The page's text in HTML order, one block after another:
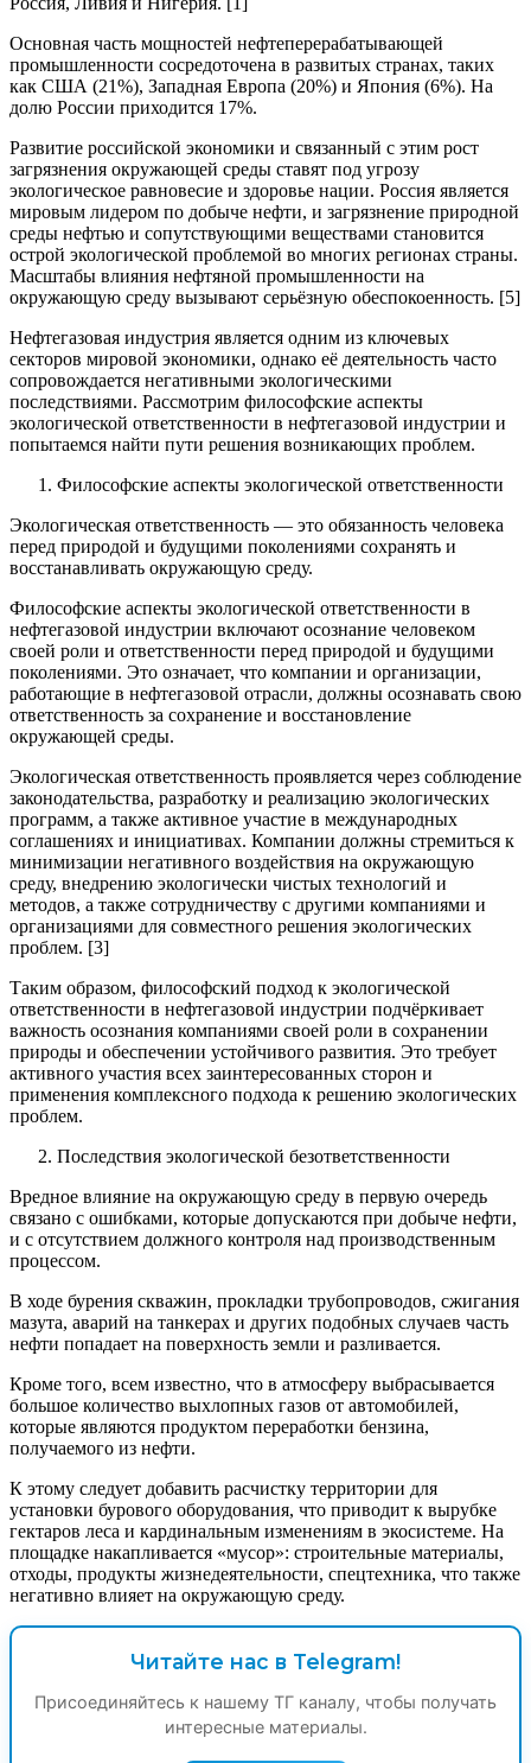
Основная часть мощностей нефтеперерабатывающей
промышленности сосредоточена в развитых странах, таких
как США (21%), Западная Европа (20%) и Япония (6%). На
долю России приходится 17%.
Развитие российской экономики и связанный с этим рост
загрязнения окружающей среды ставят под угрозу
экологическое равновесие и здоровье нации. Россия является
мировым лидером по добыче нефти, и загрязнение природной
среды нефтью и сопутствующими веществами становится
острой экологической проблемой во многих регионах страны.
Масштабы влияния нефтяной промышленности на
окружающую среду вызывают серьёзную обеспокоенность. [5]
Нефтегазовая индустрия является одним из ключевых
секторов мировой экономики, однако её деятельность часто
сопровождается негативными экологическими
последствиями. Рассмотрим философские аспекты
экологической ответственности в нефтегазовой индустрии и
попытаемся найти пути решения возникающих проблем.
Философские аспекты экологической ответственности
Экологическая ответственность — это обязанность человека
перед природой и будущими поколениями сохранять и
восстанавливать окружающую среду.
Философские аспекты экологической ответственности в
нефтегазовой индустрии включают осознание человеком
своей роли и ответственности перед природой и будущими
поколениями. Это означает, что компании и организации,
работающие в нефтегазовой отрасли, должны осознавать свою
ответственность за сохранение и восстановление
окружающей среды.
Экологическая ответственность проявляется через соблюдение
законодательства, разработку и реализацию экологических
программ, а также активное участие в международных
соглашениях и инициативах. Компании должны стремиться к
минимизации негативного воздействия на окружающую
среду, внедрению экологически чистых технологий и
методов, а также сотрудничеству с другими компаниями и
организациями для совместного решения экологических
проблем. [3]
Таким образом, философский подход к экологической
ответственности в нефтегазовой индустрии подчёркивает
важность осознания компаниями своей роли в сохранении
природы и обеспечении устойчивого развития. Это требует
активного участия всех заинтересованных сторон и
применения комплексного подхода к решению экологических
проблем.
Последствия экологической безответственности
Вредное влияние на окружающую среду в первую очередь
связано с ошибками, которые допускаются при добыче нефти,
и с отсутствием должного контроля над производственным
процессом.
В ходе бурения скважин, прокладки трубопроводов, сжигания
мазута, аварий на танкерах и других подобных случаев часть
нефти попадает на поверхность земли и разливается.
Кроме того, всем известно, что в атмосферу выбрасывается
большое количество выхлопных газов от автомобилей,
которые являются продуктом переработки бензина,
получаемого из нефти.
К этому следует добавить расчистку территории для
установки бурового оборудования, что приводит к вырубке
гектаров леса и кардинальным изменениям в экосистеме. На
площадке накапливается «мусор»: строительные материалы,
отходы, продукты жизнедеятельности, спецтехника, что также
негативно влияет на окружающую среду.
Читайте нас в Telegram!
Присоединяйтесь к нашему ТГ каналу, чтобы получать
интересные материалы.